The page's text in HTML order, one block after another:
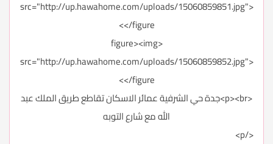
src="http://up.hawahome.com/uploads/15060859851.jpg">
</figure>
<figure><img
src="http://up.hawahome.com/uploads/15060859852.jpg">
</figure>
<p><br>جدة حي الشرفية عمائر الاسكان تقاطع طريق الملك عبد
الله مع شارع التوبه
</p>